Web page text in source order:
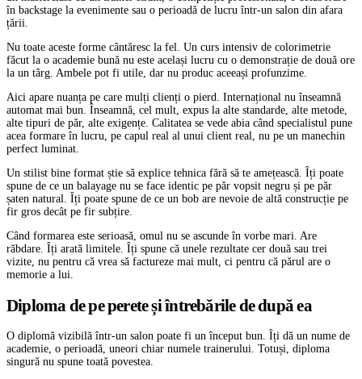
în backstage la evenimente sau o perioadă de lucru într-un salon din afara
țării.
Nu toate aceste forme cântăresc la fel. Un curs intensiv de colorimetrie
făcut la o academie bună nu este același lucru cu o demonstrație de două ore
la un târg. Ambele pot fi utile, dar nu produc aceeași profunzime.
Aici apare nuanța pe care mulți clienți o pierd. Internațional nu înseamnă
automat mai bun. Înseamnă, cel mult, expus la alte standarde, alte metode,
alte tipuri de păr, alte exigențe. Calitatea se vede abia când specialistul pune
acea formare în lucru, pe capul real al unui client real, nu pe un manechin
perfect luminat.
Un stilist bine format știe să explice tehnica fără să te amețească. Îți poate
spune de ce un balayage nu se face identic pe păr vopsit negru și pe păr
șaten natural. Îți poate spune de ce un bob are nevoie de altă construcție pe
fir gros decât pe fir subțire.
Când formarea este serioasă, omul nu se ascunde în vorbe mari. Are
răbdare. Îți arată limitele. Îți spune că unele rezultate cer două sau trei
vizite, nu pentru că vrea să factureze mai mult, ci pentru că părul are o
memorie a lui.
Diploma de pe perete și întrebările de după ea
O diplomă vizibilă într-un salon poate fi un început bun. Îți dă un nume de
academie, o perioadă, uneori chiar numele trainerului. Totuși, diploma
singură nu spune toată povestea.